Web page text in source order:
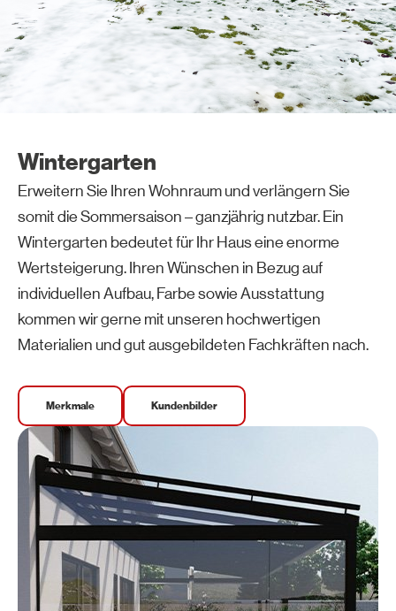
Wintergarten
Erweitern Sie Ihren Wohnraum und verlängern Sie
somit die Sommersaison – ganzjährig nutzbar. Ein
Wintergarten bedeutet für Ihr Haus eine enorme
Wertsteigerung. Ihren Wünschen in Bezug auf
individuellen Aufbau, Farbe sowie Ausstattung
kommen wir gerne mit unseren hochwertigen
Materialien und gut ausgebildeten Fachkräften nach.
Merkmale Kundenbilder